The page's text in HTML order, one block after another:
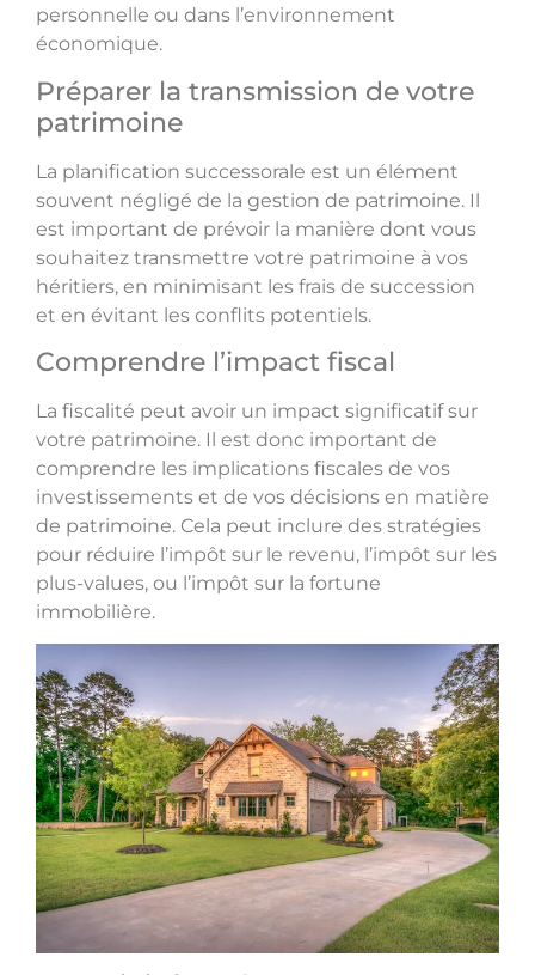
personnelle ou dans l’environnement
économique.
Préparer la transmission de votre
patrimoine
La planification successorale est un élément
souvent négligé de la gestion de patrimoine. Il
est important de prévoir la manière dont vous
souhaitez transmettre votre patrimoine à vos
héritiers, en minimisant les frais de succession
et en évitant les conflits potentiels.
Comprendre l’impact fiscal
La fiscalité peut avoir un impact significatif sur
votre patrimoine. Il est donc important de
comprendre les implications fiscales de vos
investissements et de vos décisions en matière
de patrimoine. Cela peut inclure des stratégies
pour réduire l’impôt sur le revenu, l’impôt sur les
plus-values, ou l’impôt sur la fortune
immobilière.